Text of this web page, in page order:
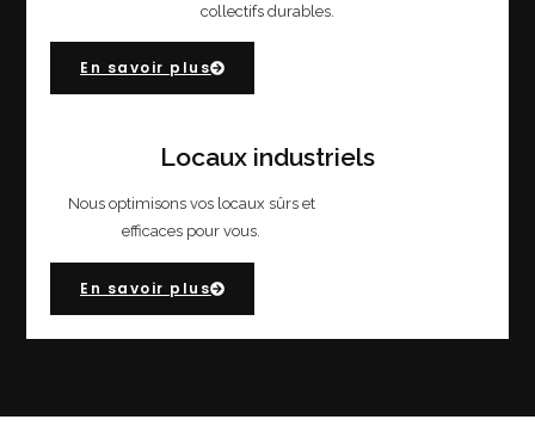
collectifs durables.
En savoir plus
Locaux industriels
Nous optimisons vos locaux sûrs et
efficaces pour vous.
En savoir plus